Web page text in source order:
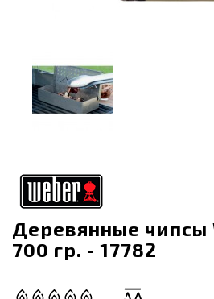
Деревянные чипсы
700 гр. - 17782